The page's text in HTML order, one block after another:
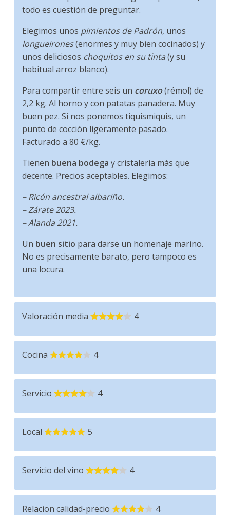
todo es cuestión de preguntar.
Elegimos unos pimientos de Padrón, unos
longueirones(enormes y muy bien cocinados) y
unos deliciosos choquitos en su tinta(y su
habitual arroz blanco).
Para compartir entre seis un coruxo(rémol) de
2,2 kg. Al horno y con patatas panadera. Muy
buen pez. Si nos ponemos tiquismiquis, un
punto de cocción ligeramente pasado.
Facturado a 80 €/kg.
Tienen buena bodega y cristalería más que
decente. Precios aceptables. Elegimos:
– Ricón ancestral albariño.
– Zárate 2023.
– Alanda 2021.
Un buen sitio para darse un homenaje marino.
No es precisamente barato, pero tampoco es
una locura.
Valoración media 4
Cocina 4
Servicio 4
Local 5
Servicio del vino 4
Relacion calidad-precio 4